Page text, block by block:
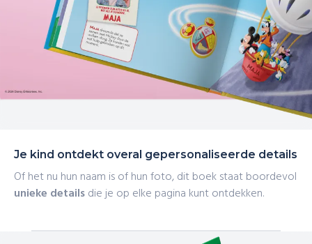
Je kind ontdekt overal gepersonaliseerde details
Of het nu hun naam is of hun foto, dit boek staat boordevol
unieke detailsdie je op elke pagina kunt ontdekken.